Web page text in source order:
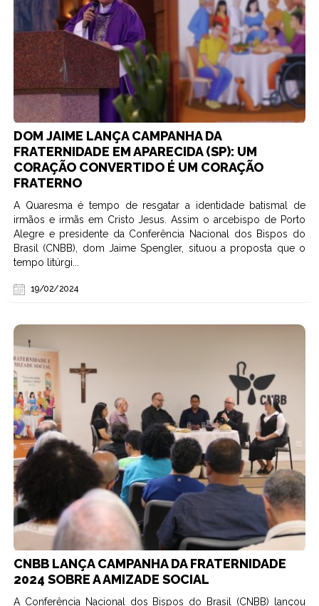
DOM JAIME LANÇA CAMPANHA DA
FRATERNIDADE EM APARECIDA (SP): UM
CORAÇÃO CONVERTIDO É UM CORAÇÃO
FRATERNO
A Quaresma é tempo de resgatar a identidade batismal de
irmãos e irmãs em Cristo Jesus. Assim o arcebispo de Porto
Alegre e presidente da Conferência Nacional dos Bispos do
Brasil (CNBB), dom Jaime Spengler, situou a proposta que o
tempo litúrgi...
19/02/2024
CNBB LANÇA CAMPANHA DA FRATERNIDADE
2024 SOBRE A AMIZADE SOCIAL
A Conferência Nacional dos Bispos do Brasil (CNBB) lançou